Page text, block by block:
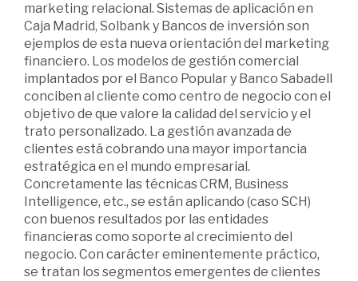
marketing relacional. Sistemas de aplicación en
Caja Madrid, Solbank y Bancos de inversión son
ejemplos de esta nueva orientación del marketing
financiero. Los modelos de gestión comercial
implantados por el Banco Popular y Banco Sabadell
conciben al cliente como centro de negocio con el
objetivo de que valore la calidad del servicio y el
trato personalizado. La gestión avanzada de
clientes está cobrando una mayor importancia
estratégica en el mundo empresarial.
Concretamente las técnicas CRM, Business
Intelligence, etc., se están aplicando (caso SCH)
con buenos resultados por las entidades
financieras como soporte al crecimiento del
negocio. Con carácter eminentemente práctico,
se tratan los segmentos emergentes de clientes